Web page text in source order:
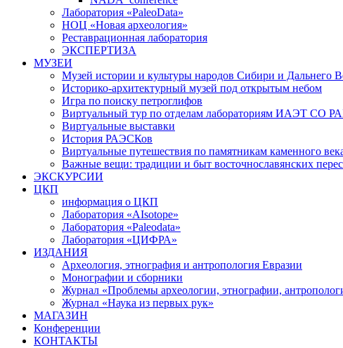
Лаборатория «PaleoData»
НОЦ «Новая археология»
Реставрационная лаборатория
ЭКСПЕРТИЗА
МУЗЕИ
Музей истории и культуры народов Сибири и Дальнего
Историко-архитектурный музей под открытым небом
Игра по поиску петроглифов
Виртуальный тур по отделам лабораториям ИАЭТ СО
Виртуальные выставки
История РАЭСКов
Виртуальные путешествия по памятникам каменного
Важные вещи: традиции и быт восточнославянских
ЭКСКУРСИИ
ЦКП
информация о ЦКП
Лаборатория «AIsotope»
Лаборатория «Paleodata»
Лаборатория «ЦИФРА»
ИЗДАНИЯ
Археология, этнография и антропология Евразии
Монографии и сборники
Журнал «Проблемы археологии, этнографии,
Журнал «Наука из первых рук»
МАГАЗИН
Конференции
КОНТАКТЫ